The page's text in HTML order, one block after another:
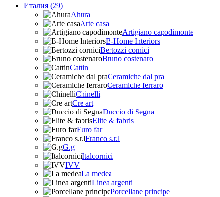
Италия (29)
Ahura
Arte casa
Artigiano capodimonte
B-Home Interiors
Bertozzi cornici
Bruno costenaro
Cattin
Ceramiche dal pra
Ceramiche ferraro
Chinelli
Cre art
Duccio di Segna
Elite & fabris
Euro far
Franco s.r.l
G.g
Italcornici
IVV
La medea
Linea argenti
Porcellane principe